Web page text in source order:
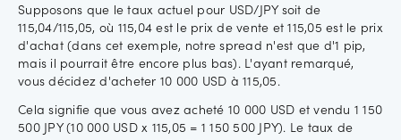
Supposons que le taux actuel pour USD/JPY soit de
115,04/115,05, où 115,04 est le prix de vente et 115,05 est le prix
d'achat (dans cet exemple, notre spread n'est que d'1 pip,
mais il pourrait être encore plus bas). L'ayant remarqué,
vous décidez d'acheter 10 000 USD à 115,05.
Cela signifie que vous avez acheté 10 000 USD et vendu 1 150
500 JPY (10 000 USD x 115,05 = 1 150 500 JPY). Le taux de